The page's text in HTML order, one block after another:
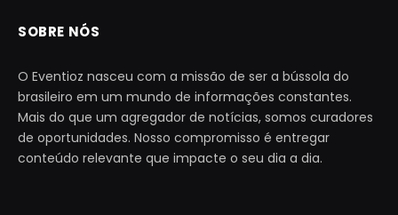
SOBRE NÓS
O Eventioz nasceu com a missão de ser a bússola do
brasileiro em um mundo de informações constantes.
Mais do que um agregador de notícias, somos curadores
de oportunidades. Nosso compromisso é entregar
conteúdo relevante que impacte o seu dia a dia.